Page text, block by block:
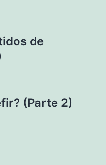
de
(Parte 2)